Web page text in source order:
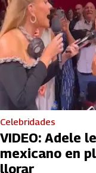
Celebridades
VIDEO: Adele
mexicano en
llorar